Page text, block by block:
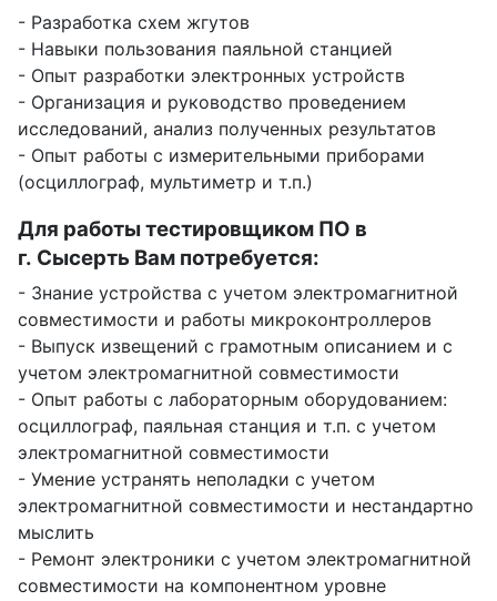
- Разработка схем жгутов
- Навыки пользования паяльной станцией
- Опыт разработки электронных устройств
- Организация и руководство проведением
исследований, анализ полученных результатов
- Опыт работы с измерительными приборами
(осциллограф, мультиметр и т.п.)
Для работы тестировщиком ПО в
г. Сысерть Вам потребуется:
- Знание устройства с учетом электромагнитной
совместимости и работы микроконтроллеров
- Выпуск извещений с грамотным описанием и с
учетом электромагнитной совместимости
- Опыт работы с лабораторным оборудованием:
осциллограф, паяльная станция и т.п. с учетом
электромагнитной совместимости
- Умение устранять неполадки с учетом
электромагнитной совместимости и нестандартно
мыслить
- Ремонт электроники с учетом электромагнитной
совместимости на компонентном уровне